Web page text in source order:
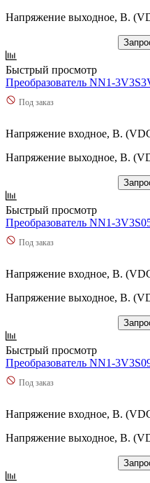
Напряжение выходное, В.
Быстрый просмотр
Преобразователь NN1-
Под заказ
Напряжение входное, В.
Напряжение выходное, В.
Быстрый просмотр
Преобразователь NN1-
Под заказ
Напряжение входное, В.
Напряжение выходное, В.
Быстрый просмотр
Преобразователь NN1-
Под заказ
Напряжение входное, В.
Напряжение выходное, В.